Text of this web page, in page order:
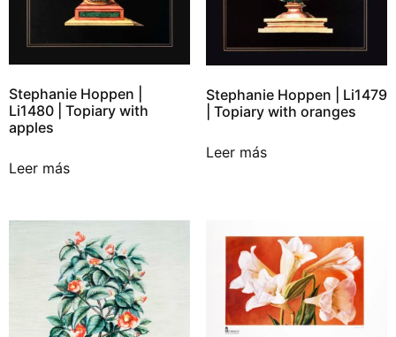
Stephanie Hoppen |
Li1480 | Topiary with
apples
Leer más
Stephanie Hoppen | Li1479
| Topiary with oranges
Leer más